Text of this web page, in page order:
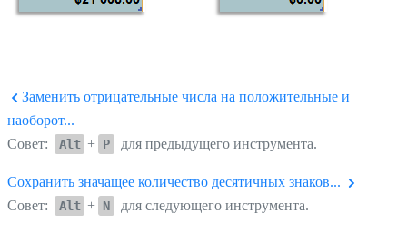
Заменить отрицательные числа на положительные и
наоборот...
Совет:
Alt + P для предыдущего инструмента.
Сохранить значащее количество десятичных знаков...
Совет:
Alt + N для следующего инструмента.